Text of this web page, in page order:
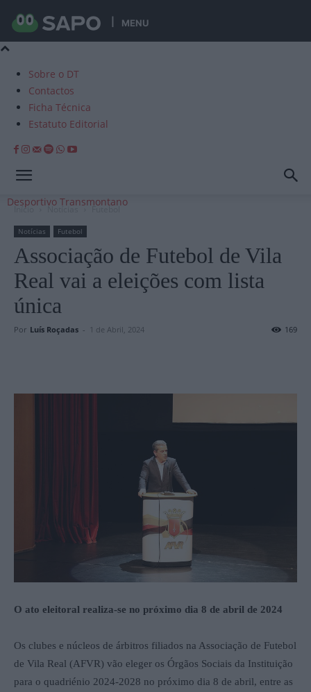
MENU
Sobre o DT
Contactos
Ficha Técnica
Estatuto Editorial
Desportivo Transmontano
Início Notícias Futebol
Notícias Futebol
Associação de Futebol de Vila
Real vai a eleições com lista
única
Por Luís Roçadas - 1 de Abril, 2024 169
O ato eleitoral realiza-se no próximo dia 8 de abril de 2024
Os clubes e núcleos de árbitros filiados na Associação de Futebol
de Vila Real (AFVR) vão eleger os Órgãos Sociais da Instituição
para o quadriénio 2024-2028 no próximo dia 8 de abril, entre as